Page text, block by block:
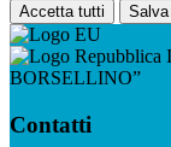
Accetta tutti
BORSELLINO”
Contatti